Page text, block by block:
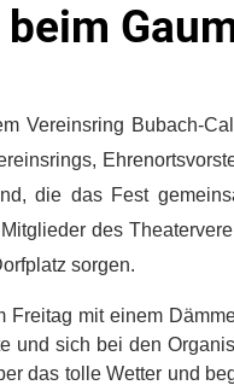
Vereinsring Bubach-
die das Fest
des
sorgen.
Freitag mit einem
und sich bei den
das tolle Wetter und